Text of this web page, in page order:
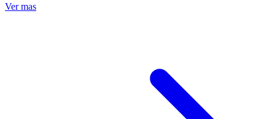
Ver mas